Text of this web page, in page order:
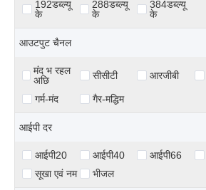
192डब्ल्यू
के
288डब्ल्यू
के
384डब्ल्यू
के
आउटपुट चैनल
मंद भ रहल
अछि
सीसीटी आरजीबी
गर्म-मंद गैर-मद्धिम
आईपी ​​दर
आईपी20 आईपी40 आईपी66
सूखा एवं नम
भीजल